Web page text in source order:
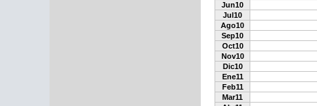
Jun10
Jul10
Ago10
Sep10
Oct10
Nov10
Dic10
Ene11
Feb11
Mar11